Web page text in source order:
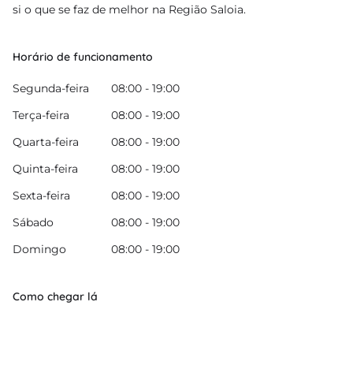
si o que se faz de melhor na Região Saloia.
Horário de funcionamento
Segunda-feira
08:00 - 19:00
Terça-feira
08:00 - 19:00
Quarta-feira
08:00 - 19:00
Quinta-feira
08:00 - 19:00
Sexta-feira
08:00 - 19:00
Sábado
08:00 - 19:00
Domingo
08:00 - 19:00
Como chegar lá